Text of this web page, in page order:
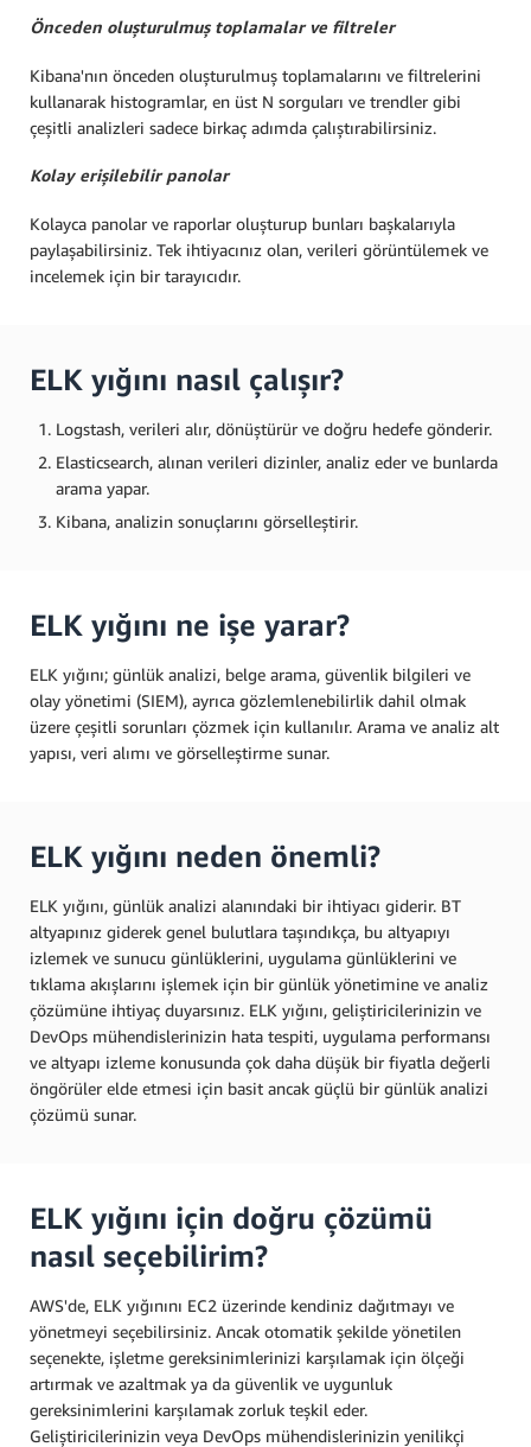
Önceden oluşturulmuş toplamalar ve filtreler
Kibana'nın önceden oluşturulmuş toplamalarını ve filtrelerini
kullanarak histogramlar, en üst N sorguları ve trendler gibi
çeşitli analizleri sadece birkaç adımda çalıştırabilirsiniz.
Kolay erişilebilir panolar
Kolayca panolar ve raporlar oluşturup bunları başkalarıyla
paylaşabilirsiniz. Tek ihtiyacınız olan, verileri görüntülemek ve
incelemek için bir tarayıcıdır.
ELK yığını nasıl çalışır?
Logstash, verileri alır, dönüştürür ve doğru hedefe gönderir.
Elasticsearch, alınan verileri dizinler, analiz eder ve bunlarda
arama yapar.
Kibana, analizin sonuçlarını görselleştirir.
ELK yığını ne işe yarar?
ELK yığını; günlük analizi, belge arama, güvenlik bilgileri ve
olay yönetimi (SIEM), ayrıca gözlemlenebilirlik dahil olmak
üzere çeşitli sorunları çözmek için kullanılır. Arama ve analiz alt
yapısı, veri alımı ve görselleştirme sunar.
ELK yığını neden önemli?
ELK yığını, günlük analizi alanındaki bir ihtiyacı giderir. BT
altyapınız giderek genel bulutlara taşındıkça, bu altyapıyı
izlemek ve sunucu günlüklerini, uygulama günlüklerini ve
tıklama akışlarını işlemek için bir günlük yönetimine ve analiz
çözümüne ihtiyaç duyarsınız. ELK yığını, geliştiricilerinizin ve
DevOps mühendislerinizin hata tespiti, uygulama performansı
ve altyapı izleme konusunda çok daha düşük bir fiyatla değerli
öngörüler elde etmesi için basit ancak güçlü bir günlük analizi
çözümü sunar.
ELK yığını için doğru çözümü
nasıl seçebilirim?
AWS'de, ELK yığınını EC2 üzerinde kendiniz dağıtmayı ve
yönetmeyi seçebilirsiniz. Ancak otomatik şekilde yönetilen
seçenekte, işletme gereksinimlerinizi karşılamak için ölçeği
artırmak ve azaltmak ya da güvenlik ve uygunluk
gereksinimlerini karşılamak zorluk teşkil eder.
Geliştiricilerinizin veya DevOps mühendislerinizin yenilikçi